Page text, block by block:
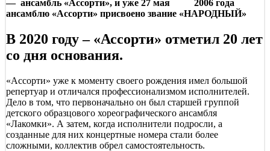
— ансамбль «Ассорти», и уже 27 мая 2006 года
ансамблю «Ассорти» присвоено звание «НАРОДНЫЙ»
В 2020 году – «Ассорти» отметил 20 лет
со дня основания.
«Ассорти» уже к моменту своего рождения имел большой
репертуар и отличался профессионализмом исполнителей.
Дело в том, что первоначально он был старшей группой
детского образцового хореографического ансамбля
«Лакомки». А затем, когда исполнители подросли, а
созданные для них концертные номера стали более
сложными, коллектив обрел самостоятельность.